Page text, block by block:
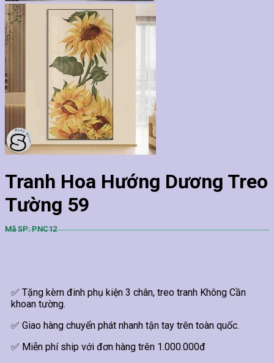
Tranh Hoa Hướng Dương Treo
Tường 59
Mã SP: PNC12
✅ Tặng kèm đinh phụ kiện 3 chân, treo tranh Không Cần
khoan tường.
✅ Giao hàng chuyển phát nhanh tận tay trên toàn quốc.
✅ Miễn phí ship với đơn hàng trên 1.000.000đ